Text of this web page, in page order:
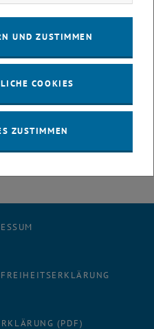
Autorinnen aus Österreich,
des 10-jährigen Bestehens
TU Wien statt. Die Festrede
Forschung. Anschließend
(PDF)
UND ZUSTIMMEN
COOKIES
ZUSTIMMEN